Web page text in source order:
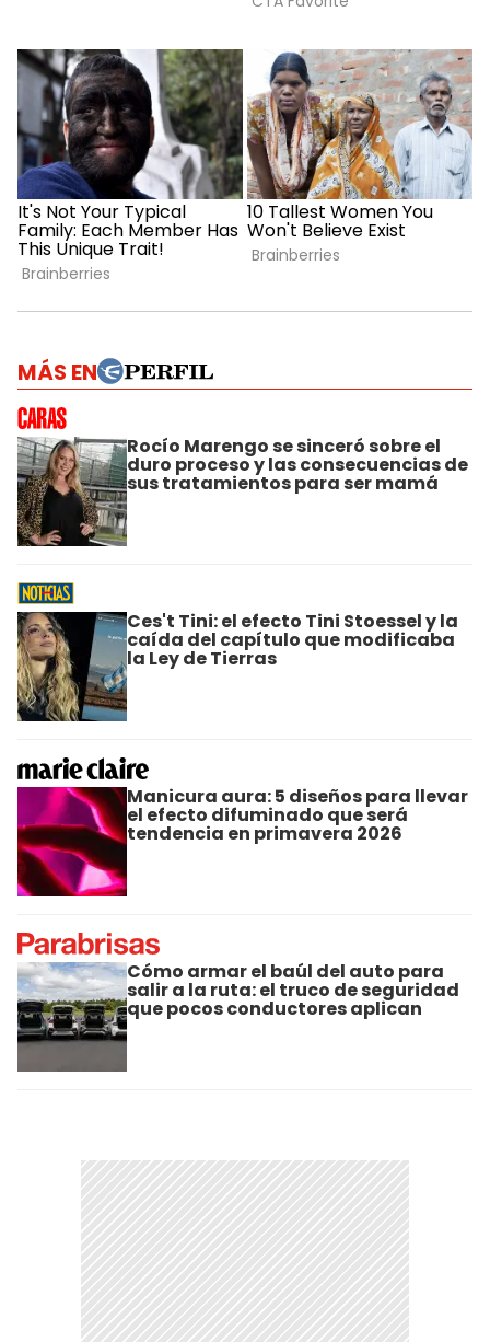
MÁS EN
Rocío Marengo se sinceró sobre el
duro proceso y las consecuencias de
sus tratamientos para ser mamá
Ces't Tini: el efecto Tini Stoessel y la
caída del capítulo que modificaba
la Ley de Tierras
Manicura aura: 5 diseños para llevar
el efecto difuminado que será
tendencia en primavera 2026
Cómo armar el baúl del auto para
salir a la ruta: el truco de seguridad
que pocos conductores aplican